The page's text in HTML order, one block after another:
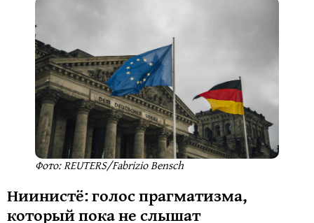
Фото: REUTERS/Fabrizio Bensch
Ниинистё: голос прагматизма,
который пока не слышат